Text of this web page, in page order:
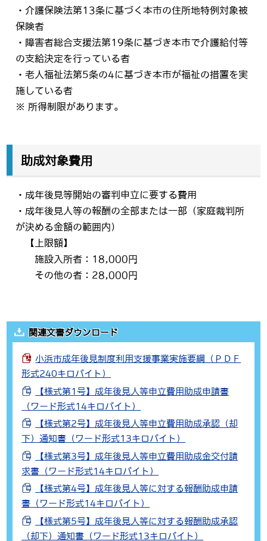
・介護保険法第13条に基づく本市の住所地特例対象被
保険者
・障害者総合支援法第19条に基づき本市で介護給付等
の支給決定を行っている者
・老人福祉法第5条の4に基づき本市が福祉の措置を実
施している者
※ 所得制限があります。
助成対象費用
・成年後見等開始の審判申立に要する費用
・成年後見人等の報酬の全部または一部（家庭裁判所
が決める金額の範囲内）
【上限額】
施設入所者：18,000円
その他の者：28,000円
関連文書ダウンロード
小浜市成年後見制度利用支援事業実施要綱（ＰＤＦ
形式240キロバイト）
【様式第1号】成年後見人等申立費用助成申請書
（ワード形式14キロバイト）
【様式第2号】成年後見人等申立費用助成承認（却
下）通知書（ワード形式13キロバイト）
【様式第3号】成年後見人等申立費用助成金交付請
求書（ワード形式14キロバイト）
【様式第4号】成年後見人等に対する報酬助成申請
書（ワード形式14キロバイト）
【様式第5号】成年後見人等に対する報酬助成承認
（却下）通知書（ワード形式13キロバイト）